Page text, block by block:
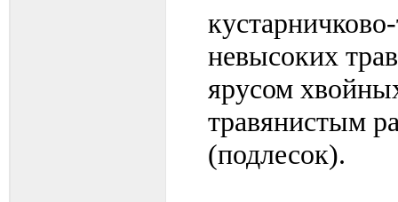
невысоких
ярусом
травянистым
(подлесок).